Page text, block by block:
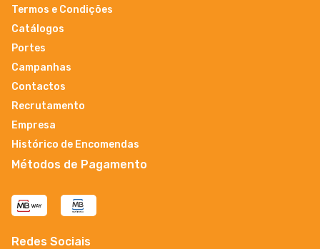
Termos e Condições
Catálogos
Portes
Campanhas
Contactos
Recrutamento
Empresa
Histórico de Encomendas
Métodos de Pagamento
Redes Sociais